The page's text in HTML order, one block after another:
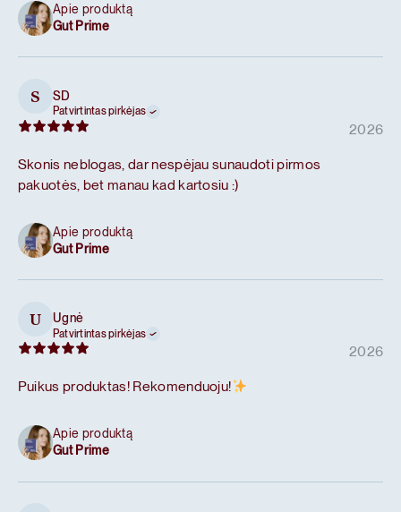
Apie produktą
Gut Prime
S SD
Patvirtintas pirkėjas
2026
Skonis neblogas, dar nespėjau sunaudoti pirmos
pakuotės, bet manau kad kartosiu :)
Apie produktą
Gut Prime
U Ugnė
Patvirtintas pirkėjas
2026
Puikus produktas! Rekomenduoju!
Apie produktą
Gut Prime